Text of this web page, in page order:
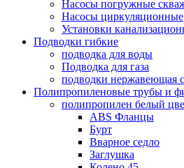
Насосы погружные
Насосы циркуляционные
Установки
Подводки гибкие
подводка для воды
Подводка для газа
подводки нержавеющая
Полипропиленовые трубы и
полипропилен белый
ABS Фланцы
Бурт
Вварное седло
Заглушка